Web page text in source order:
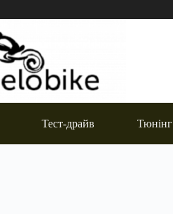
Тест-драйв Тюнінг